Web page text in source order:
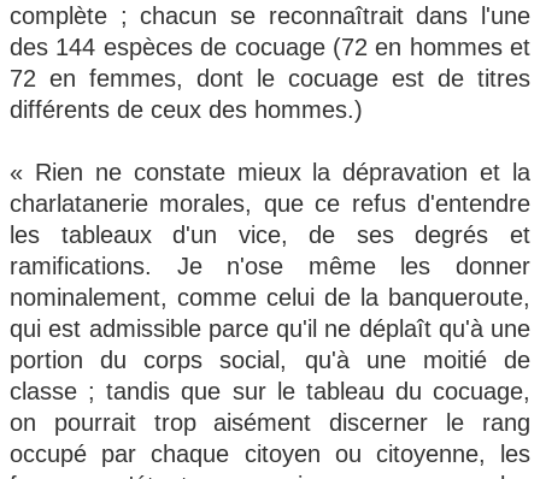
complète ; chacun se reconnaîtrait dans l'une
des 144 espèces de cocuage (72 en hommes et
72 en femmes, dont le cocuage est de titres
différents de ceux des hommes.)
« Rien ne constate mieux la dépravation et la
charlatanerie morales, que ce refus d'entendre
les tableaux d'un vice, de ses degrés et
ramifications. Je n'ose même les donner
nominalement, comme celui de la banqueroute,
qui est admissible parce qu'il ne déplaît qu'à une
portion du corps social, qu'à une moitié de
classe ; tandis que sur le tableau du cocuage,
on pourrait trop aisément discerner le rang
occupé par chaque citoyen ou citoyenne, les